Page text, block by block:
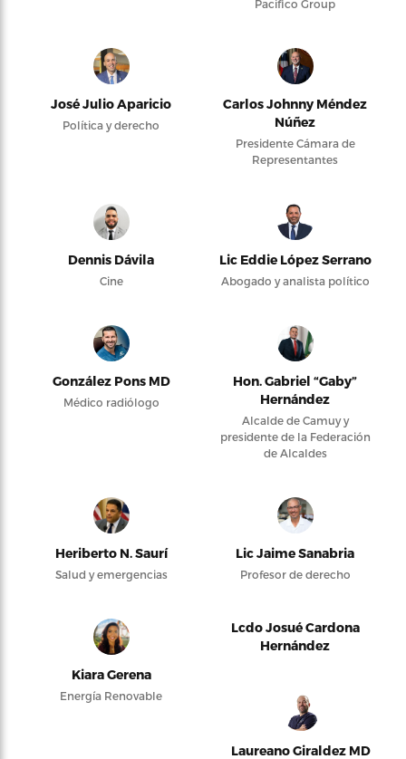
Pacifico Group
José Julio Aparicio
Política y derecho
Carlos Johnny Méndez
Núñez
Presidente Cámara de
Representantes
Dennis Dávila
Cine
Lic Eddie López Serrano
Abogado y analista político
González Pons MD
Médico radiólogo
Hon. Gabriel “Gaby”
Hernández
Alcalde de Camuy y
presidente de la Federación
de Alcaldes
Heriberto N. Saurí
Salud y emergencias
Lic Jaime Sanabria
Profesor de derecho
Kiara Gerena
Energía Renovable
Lcdo Josué Cardona
Hernández
Laureano Giraldez MD